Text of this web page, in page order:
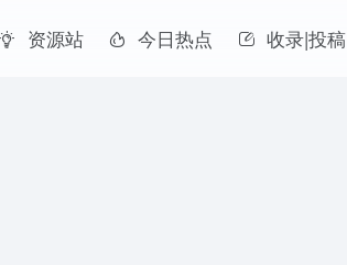
资源站 今日热点 收录|投稿